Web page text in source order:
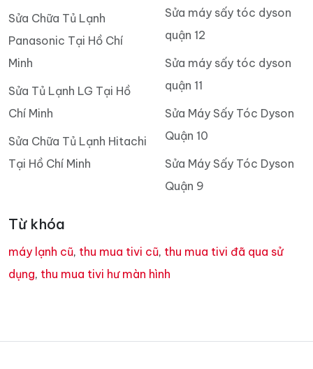
Sửa Chữa Tủ Lạnh
Panasonic Tại Hồ Chí
Minh
Sửa Tủ Lạnh LG Tại Hồ
Chí Minh
Sửa Chữa Tủ Lạnh Hitachi
Tại Hồ Chí Minh
Sửa máy sấy tóc dyson
quận 12
Sửa máy sấy tóc dyson
quận 11
Sửa Máy Sấy Tóc Dyson
Quận 10
Sửa Máy Sấy Tóc Dyson
Quận 9
Từ khóa
máy lạnh cũ, thu mua tivi cũ, thu mua tivi đã qua sử
dụng, thu mua tivi hư màn hình